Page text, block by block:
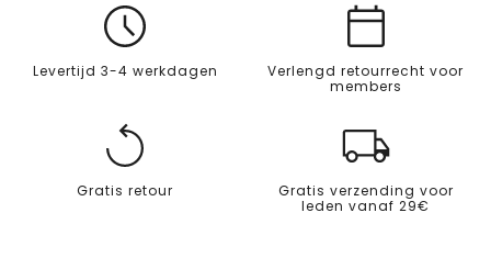
Levertijd 3-4 werkdagen
Verlengd retourrecht voor
members
Gratis retour
Gratis verzending voor
leden vanaf 29€